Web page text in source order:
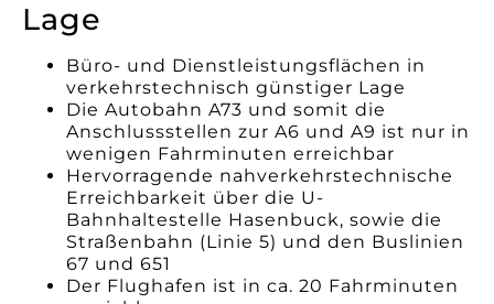
Lage
Büro- und Dienstleistungsflächen in
verkehrstechnisch günstiger Lage
Die Autobahn A73 und somit die
Anschlussstellen zur A6 und A9 ist nur in
wenigen Fahrminuten erreichbar
Hervorragende nahverkehrstechnische
Erreichbarkeit über die U-
Bahnhaltestelle Hasenbuck, sowie die
Straßenbahn (Linie 5) und den Buslinien
67 und 651
Der Flughafen ist in ca. 20 Fahrminuten